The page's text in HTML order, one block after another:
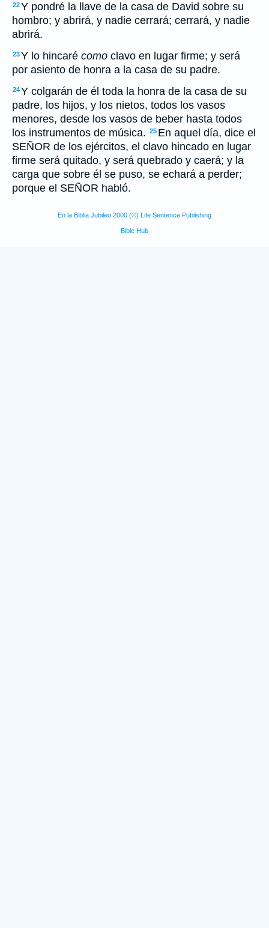
22Y pondré la llave de la casa de David sobre su
hombro; y abrirá, y nadie cerrará; cerrará, y nadie
abrirá.
23Y lo hincaré como clavo en lugar firme; y será
por asiento de honra a la casa de su padre.
24Y colgarán de él toda la honra de la casa de su
padre, los hijos, y los nietos, todos los vasos
menores, desde los vasos de beber hasta todos
los instrumentos de música. 25 En aquel día, dice el
SEÑOR de los ejércitos, el clavo hincado en lugar
firme será quitado, y será quebrado y caerá; y la
carga que sobre él se puso, se echará a perder;
porque el SEÑOR habló.
En la Biblia Jubileo 2000 (©) Life Sentence Publishing
Bible Hub